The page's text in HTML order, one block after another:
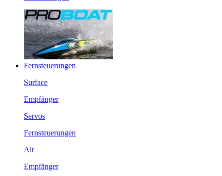
Fernsteuerungen
Surface
Empfänger
Servos
Fernsteuerungen
Air
Empfänger